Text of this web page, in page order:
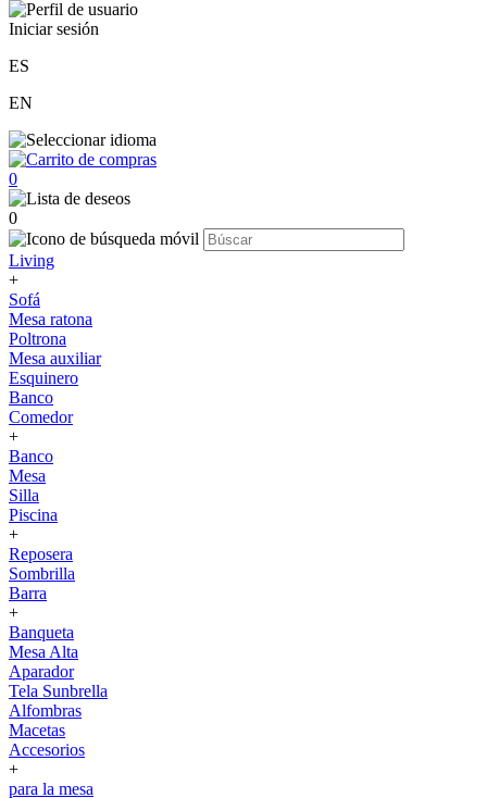
Iniciar sesión
ES
EN
0
0
Living
+
Sofá
Mesa ratona
Poltrona
Mesa auxiliar
Esquinero
Banco
Comedor
+
Banco
Mesa
Silla
Piscina
+
Reposera
Sombrilla
Barra
+
Banqueta
Mesa Alta
Aparador
Tela Sunbrella
Alfombras
Macetas
Accesorios
+
para la mesa